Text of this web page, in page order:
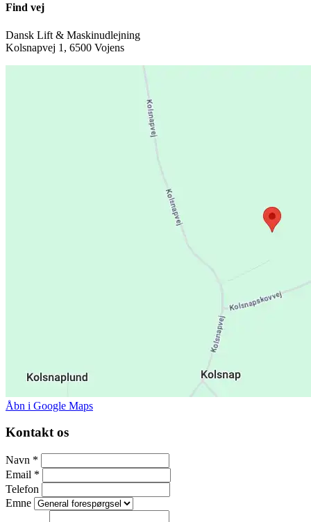
Find vej
Dansk Lift & Maskinudlejning
Kolsnapvej 1, 6500 Vojens
Åbn i Google Maps
Kontakt os
Navn *
Email *
Telefon
Emne